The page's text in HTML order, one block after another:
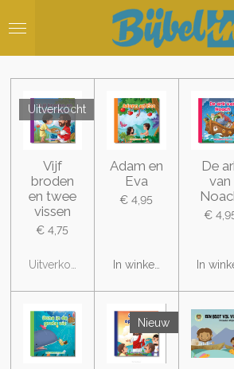
direct
hoofdinhoud
Uitverkocht
Vijf
broden
en twee
vissen
€ 4,75
Uitverkocht
Adam en
Eva
€ 4,95
In winkelwagen
De
van
€
In
Nieuw